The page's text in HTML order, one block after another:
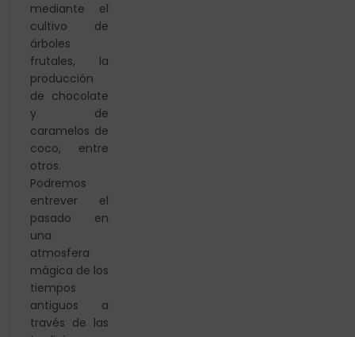
mediante el
cultivo de
árboles
frutales, la
producción
de chocolate
y de
caramelos de
coco, entre
otros.
Podremos
entrever el
pasado en
una
atmosfera
mágica de los
tiempos
antiguos a
través de las